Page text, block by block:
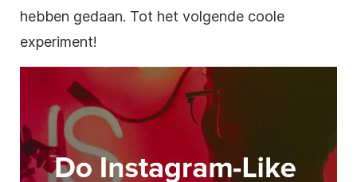
hebben gedaan. Tot het volgende coole
experiment!